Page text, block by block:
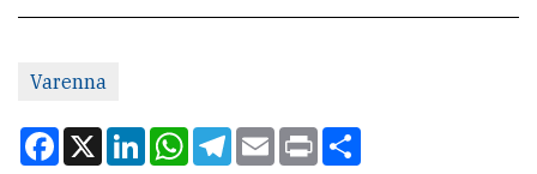
tua
pubblicità
Varenna
Facebook
X LinkedInWhatsApp
Telegram
EmailPrint